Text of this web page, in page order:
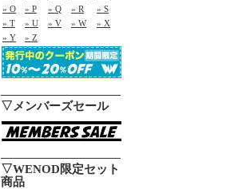
» O
» P » Q » R
» S
» T
» U » V » W
» X
» Y
» Z
▽メンバーズセール
▽WENOD限定セット
商品